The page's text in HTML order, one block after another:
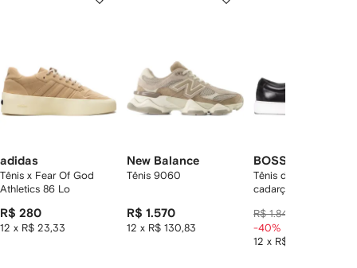
adidas
Tênis x Fear Of God
Athletics 86 Lo
R$ 280
12 x R$ 23,33
New Balance
Tênis 9060
R$ 1.570
12 x R$ 130,83
BOSS
Tênis de couro com
cadarço
R$ 1.840
12 x R$ 92,00
-40%